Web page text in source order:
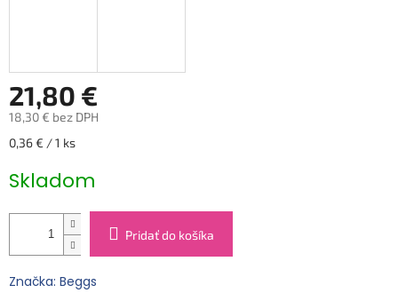
21,80 €
18,30 € bez DPH
Jednotková
0,36 € / 1 ks
Skladom
Pridať do košíka
Značka: Beggs